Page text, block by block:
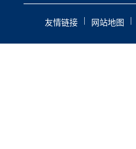
友情链接 网站地图